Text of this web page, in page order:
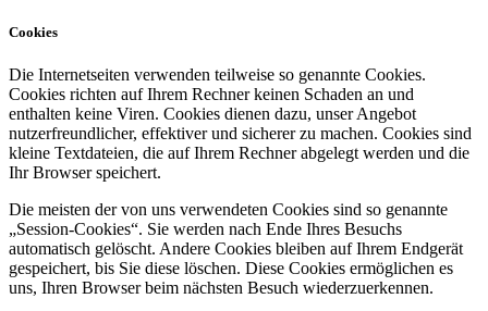
Cookies
Die Internetseiten verwenden teilweise so genannte Cookies.
Cookies richten auf Ihrem Rechner keinen Schaden an und
enthalten keine Viren. Cookies dienen dazu, unser Angebot
nutzerfreundlicher, effektiver und sicherer zu machen. Cookies sind
kleine Textdateien, die auf Ihrem Rechner abgelegt werden und die
Ihr Browser speichert.
Die meisten der von uns verwendeten Cookies sind so genannte
„Session-Cookies“. Sie werden nach Ende Ihres Besuchs
automatisch gelöscht. Andere Cookies bleiben auf Ihrem Endgerät
gespeichert, bis Sie diese löschen. Diese Cookies ermöglichen es
uns, Ihren Browser beim nächsten Besuch wiederzuerkennen.